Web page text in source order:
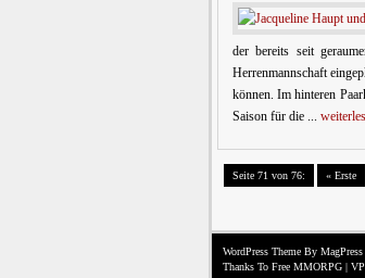
der bereits seit
Herrenmannschaft
können. Im hinteren
Saison für die ...
Seite 71 von 76: « Erste
WordPress Theme By MagPress
Thanks To Free MMORPG |